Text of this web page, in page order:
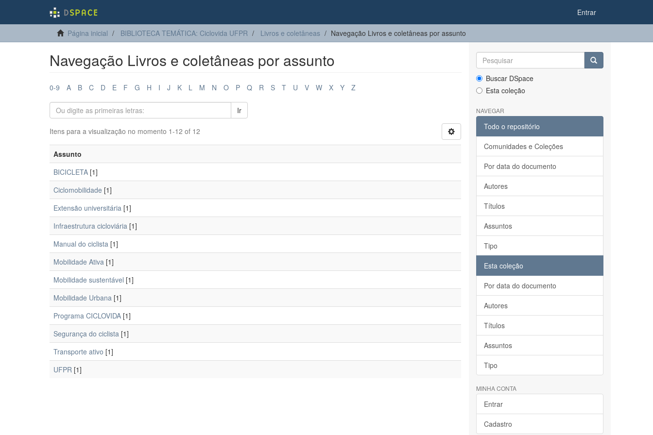
Entrar
Página inicial BIBLIOTECA TEMÁTICA: Ciclovida UFPR Livros e coletâneas Navegação Livros e coletâneas por assunto
Navegação Livros e coletâneas por assunto
0-9 A B C D E F G H I J K L M N O P Q R S T U V W X Y Z
Ir
Itens para a visualização no momento 1-12 of 12
Assunto
BICICLETA [1]
Ciclomobilidade [1]
Extensão universitária [1]
Infraestrutura cicloviária [1]
Manual do ciclista [1]
Mobilidade Ativa [1]
Mobilidade sustentável [1]
Mobilidade Urbana [1]
Programa CICLOVIDA [1]
Segurança do ciclista [1]
Transporte ativo [1]
UFPR [1]
Buscar DSpace
Esta coleção
NAVEGAR
Todo o repositório
Comunidades e Coleções
Por data do documento
Autores
Títulos
Assuntos
Tipo
Esta coleção
Por data do documento
Autores
Títulos
Assuntos
Tipo
MINHA CONTA
Entrar
Cadastro